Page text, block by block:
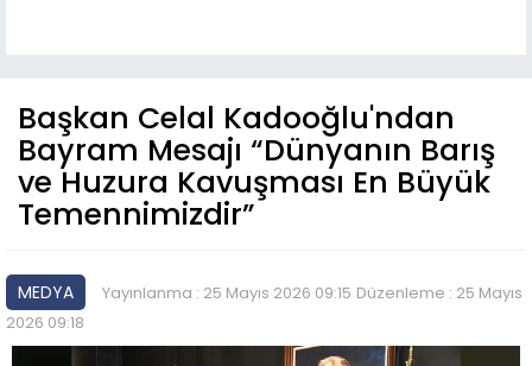
Başkan Celal Kadooğlu'ndan
Bayram Mesajı “Dünyanın Barış
ve Huzura Kavuşması En Büyük
Temennimizdir”
MEDYA Yayınlanma : 25 Mayıs 2026 09:15 Düzenleme : 25 Mayıs
2026 09:18